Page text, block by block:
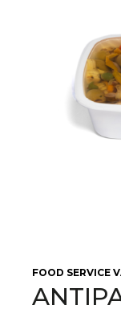
FOOD SERVICE